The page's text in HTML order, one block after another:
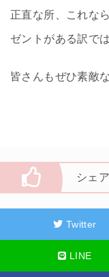
正直な所、これな
ゼントがある訳で
皆さんもぜひ素敵
シェ
Twitter
LINE